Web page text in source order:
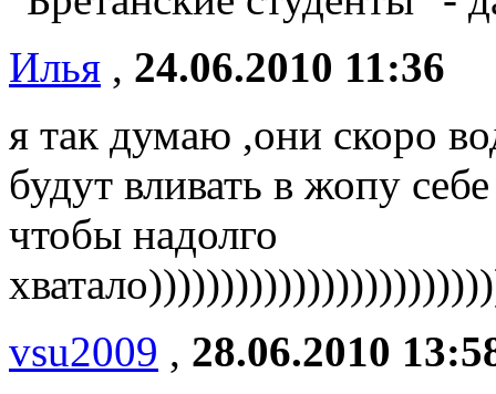
Илья , 24.06.2010 11:36
я так думаю ,они скоро
будут вливать в жопу
чтобы надолго
vsu2009 , 28.06.2010